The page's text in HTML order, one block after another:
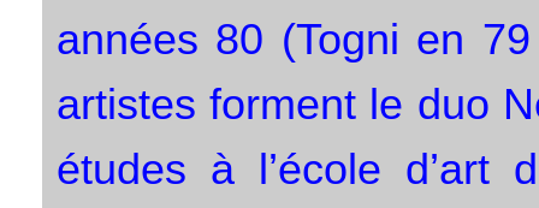
années 80 (Togni en
artistes forment le duo
études à l’école d’art